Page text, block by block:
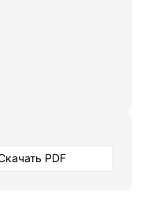
PDF